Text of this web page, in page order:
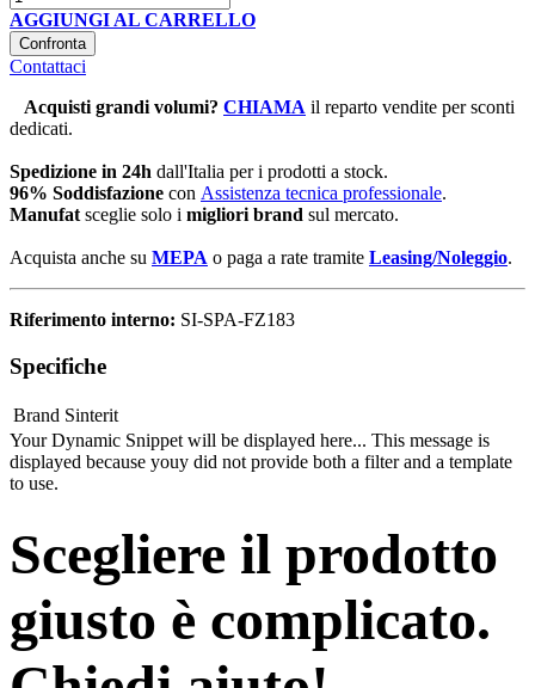
AGGIUNGI AL CARRELLO
Confronta
Contattaci
Acquisti grandi volumi? CHIAMA il reparto vendite per sconti
dedicati.
Spedizione in 24h dall'Italia per i prodotti a stock.
96% Soddisfazione con Assistenza tecnica professionale.
Manufat sceglie solo i migliori brand sul mercato.
Acquista anche su MEPA o paga a rate tramite Leasing/Noleggio.
Riferimento interno: SI-SPA-FZ183
Specifiche
Brand Sinterit
Your Dynamic Snippet will be displayed here... This message is
displayed because youy did not provide both a filter and a template
to use.
Scegliere il prodotto
giusto è complicato.